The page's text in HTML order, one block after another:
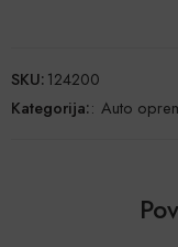
SKU:124200
Kategorija:: Auto